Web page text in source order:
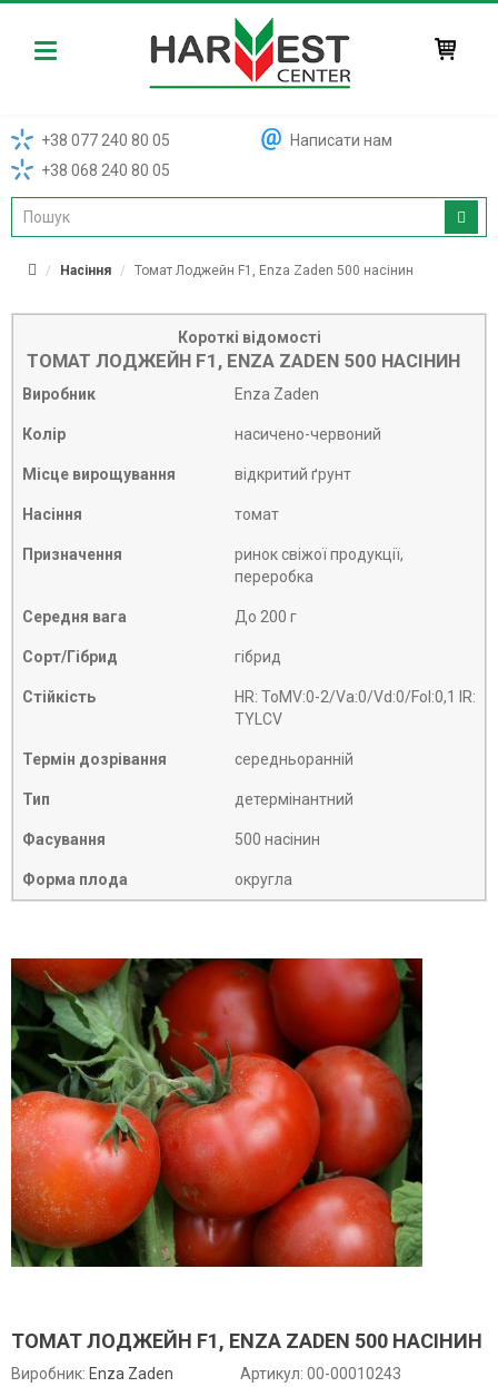
Harvest
+38 077 240 80 05
+38 068 240 80 05
Написати нам
Насіння Томат Лоджейн F1, Enza Zaden 500 насінин
Короткі відомості
ТОМАТ ЛОДЖЕЙН F1, ENZA ZADEN 500 НАСІНИН
Виробник Enza Zaden
Колір насичено-червоний
Місце вирощування відкритий ґрунт
Насіння томат
Призначення
ринок свіжої продукції,
переробка
Середня вага До 200 г
Сорт/Гібрид гібрид
Стійкість
HR: ToMV:0-2/Va:0/Vd:0/Fol:0,1 IR:
TYLCV
Термін дозрівання середньоранній
Тип детермінантний
Фасування 500 насінин
Форма плода округла
ТОМАТ ЛОДЖЕЙН F1, ENZA ZADEN 500 НАСІНИН
Виробник: Enza Zaden
Артикул: 00-00010243